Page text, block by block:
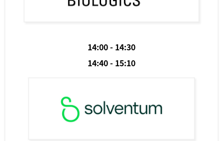
14:00 - 14:30
14:40 - 15:10